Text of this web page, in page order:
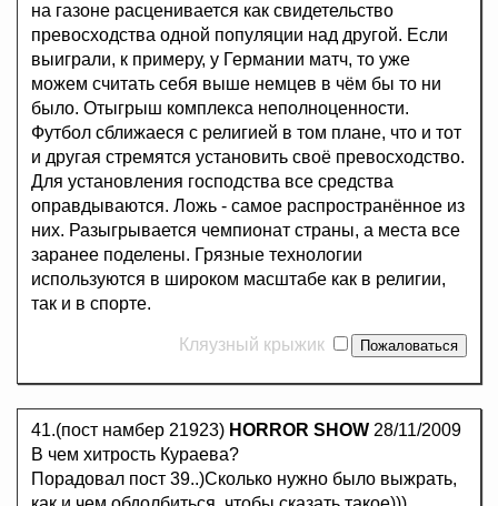
на газоне расценивается как свидетельство
превосходства одной популяции над другой. Если
выиграли, к примеру, у Германии матч, то уже
можем считать себя выше немцев в чём бы то ни
было. Отыгрыш комплекса неполноценности.
Футбол сближаеся с религией в том плане, что и тот
и другая стремятся установить своё превосходство.
Для установления господства все средства
оправдываются. Ложь - самое распространённое из
них. Разыгрывается чемпионат страны, а места все
заранее поделены. Грязные технологии
используются в широком масштабе как в религии,
так и в спорте.
Кляузный крыжик
41.(пост намбер 21923) HORROR SHOW 28/11/2009
В чем хитрость Кураева?
Порадовал пост 39..)Сколько нужно было выжрать,